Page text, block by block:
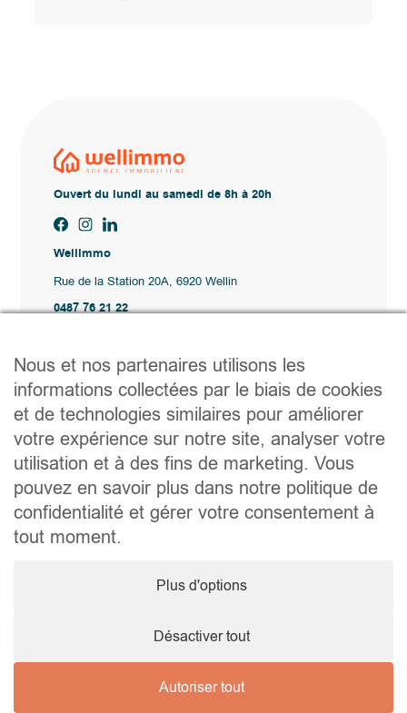
Ouvert du lundi au samedi de 8h à 20h
Wellimmo
Rue de la Station 20A, 6920 Wellin
0487 76 21 22
Acheter
Louer
Vendre
Contact
Liens utiles
Conseils pratiques pour vendre ou louer
Préparer un déménagement
Documents utiles
Notaire.be
Agent immobilier courtier, agrégation octroyée en Belgique
Nous et nos partenaires utilisons les
informations collectées par le biais de cookies
et de technologies similaires pour améliorer
votre expérience sur notre site, analyser votre
utilisation et à des fins de marketing. Vous
pouvez en savoir plus dans notre politique de
confidentialité et gérer votre consentement à
tout moment.
Plus d'options
Désactiver tout
Autoriser tout